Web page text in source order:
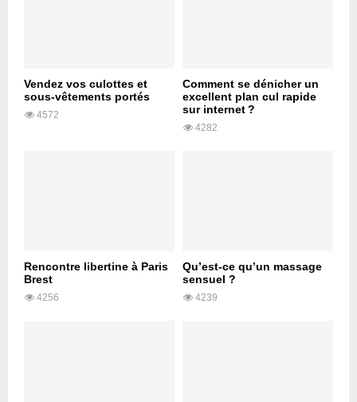
Vendez vos culottes et
sous-vêtements portés
4572
Comment se dénicher un
excellent plan cul rapide
sur internet ?
4282
Rencontre libertine à Paris
Brest
4256
Qu’est-ce qu’un massage
sensuel ?
4239